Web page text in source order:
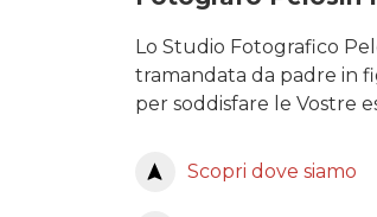
Lo Studio Fotografico
tramandata da padre in
per soddisfare le Vostre
Scopri dove siamo